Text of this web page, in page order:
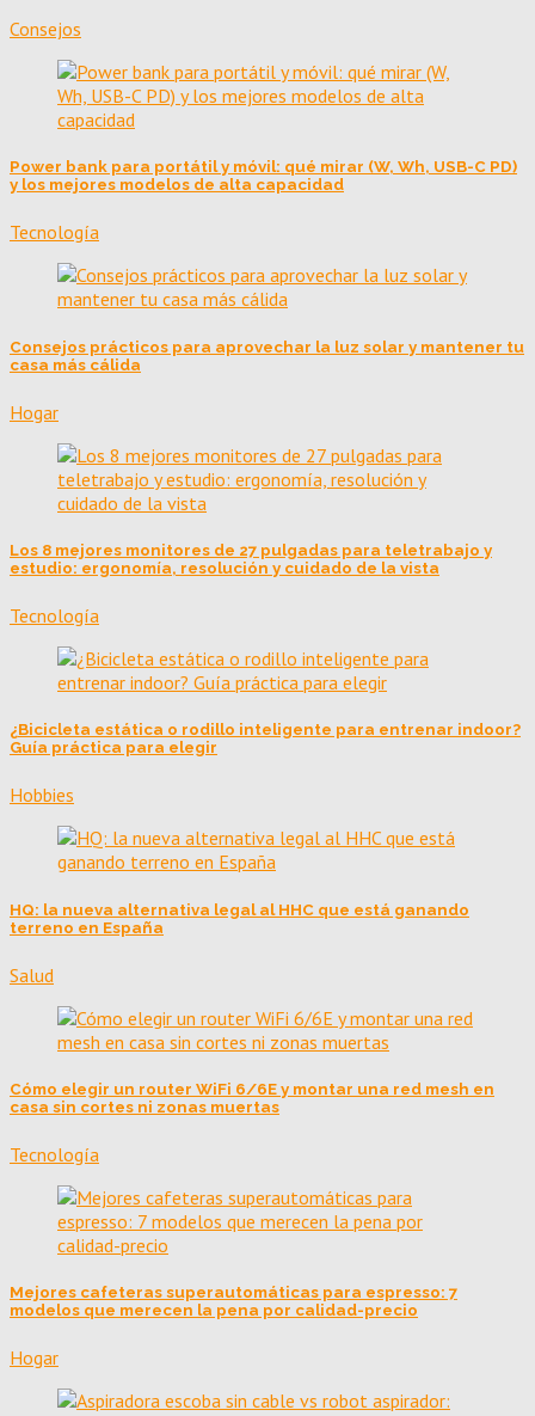
Consejos
Power bank para portátil y móvil: qué mirar (W, Wh, USB-C PD)
y los mejores modelos de alta capacidad
Tecnología
Consejos prácticos para aprovechar la luz solar y mantener tu
casa más cálida
Hogar
Los 8 mejores monitores de 27 pulgadas para teletrabajo y
estudio: ergonomía, resolución y cuidado de la vista
Tecnología
¿Bicicleta estática o rodillo inteligente para entrenar indoor?
Guía práctica para elegir
Hobbies
HQ: la nueva alternativa legal al HHC que está ganando
terreno en España
Salud
Cómo elegir un router WiFi 6/6E y montar una red mesh en
casa sin cortes ni zonas muertas
Tecnología
Mejores cafeteras superautomáticas para espresso: 7
modelos que merecen la pena por calidad-precio
Hogar